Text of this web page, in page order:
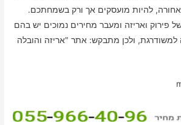
אחורה, להיות מועסקים אך ורק בשמחתכם.
פירוק ואריזה ומעבר מחירים נמוכים יש בהם
ולכן מתבקש: אתר "אריזה והובלה